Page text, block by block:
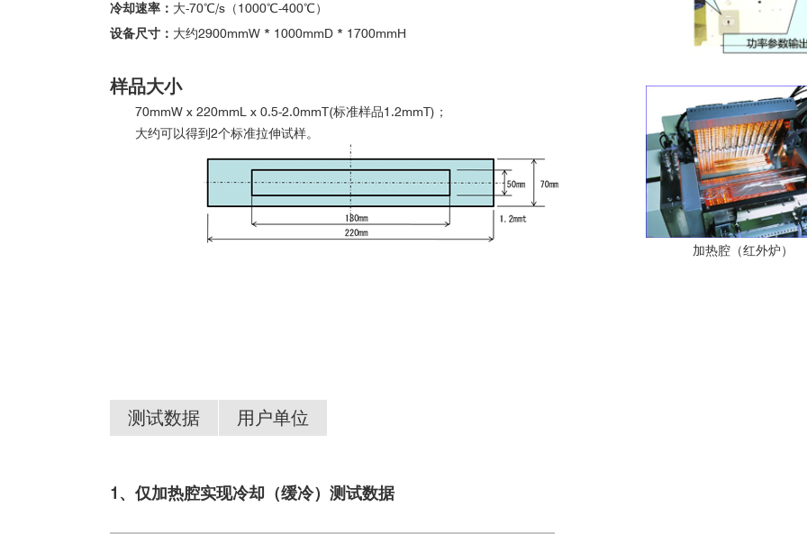
冷却速率： 大-70℃/s（1000℃-400℃）
设备尺寸： 大约2900mmW * 1000mmD * 1700mmH
样品大小
70mmW x 220mmL x 0.5-2.0mmT(标准样品1.2mmT)；
大约可以得到2个标准拉伸试样。
加热腔（红外炉）
测试数据 用户单位
1、仅加热腔实现冷却（缓冷）测试数据